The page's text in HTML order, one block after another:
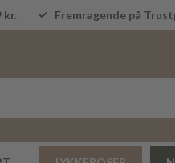
kr. Fremragende på